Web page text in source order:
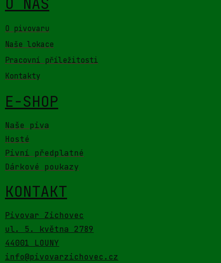
O pivovaru
Naše lokace
Pracovní příležitosti
Kontakty
E-SHOP
Naše piva
Hosté
Pivní předplatné
Dárkové poukazy
KONTAKT
Pivovar Zichovec
ul. 5. května 2789
44001 LOUNY
info@pivovarzichovec.cz